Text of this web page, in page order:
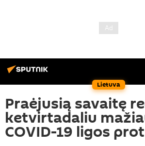
Lietuva
Praėjusią savaitę
ketvirtadaliu
COVID-19 ligos